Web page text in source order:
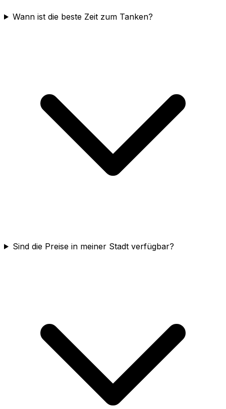
Wann ist die beste Zeit zum Tanken?
Sind die Preise in meiner Stadt verfügbar?